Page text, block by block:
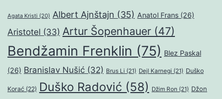
Agata Kristi (20) Albert Ajnštajn (35) Anatol Frans (26)
Aristotel (33) Artur Šopenhauer (47)
Bendžamin Frenklin (75) Blez Paskal
(26) Branislav Nušić (32) Brus Li (21) Dejl Karnegi (21) Duško
Korać (22) Duško Radović (58) Džim Ron (21) Džon